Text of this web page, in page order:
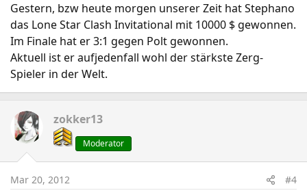
Gestern, bzw heute morgen unserer Zeit hat Stephano
das Lone Star Clash Invitational mit 10000 $ gewonnen.
Im Finale hat er 3:1 gegen Polt gewonnen.
Aktuell ist er aufjedenfall wohl der stärkste Zerg-
Spieler in der Welt.
zokker13
Moderator
Mar 20, 2012 #4